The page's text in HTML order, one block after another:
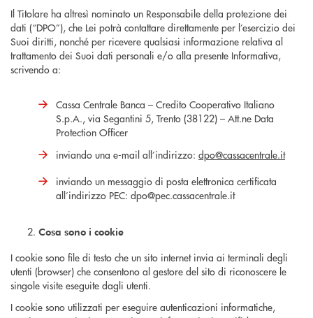
Il Titolare ha altresì nominato un Responsabile della protezione dei
dati (“DPO”), che Lei potrà contattare direttamente per l’esercizio dei
Suoi diritti, nonché per ricevere qualsiasi informazione relativa al
trattamento dei Suoi dati personali e/o alla presente Informativa,
scrivendo a:
Cassa Centrale Banca – Credito Cooperativo Italiano
S.p.A., via Segantini 5, Trento (38122) – Att.ne Data
Protection Officer
inviando una e-mail all’indirizzo: dpo@cassacentrale.it
inviando un messaggio di posta elettronica certificata
all’indirizzo PEC: dpo@pec.cassacentrale.it
Cosa sono i cookie
I cookie sono file di testo che un sito internet invia ai terminali degli
utenti (browser) che consentono al gestore del sito di riconoscere le
singole visite eseguite dagli utenti.
I cookie sono utilizzati per eseguire autenticazioni informatiche,